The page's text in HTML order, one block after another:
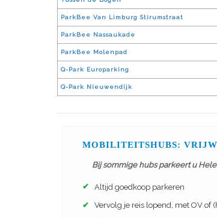
ParkBee Van Limburg Stirumstraat
ParkBee Nassaukade
ParkBee Molenpad
Q-Park Europarking
Q-Park Nieuwendijk
MOBILITEITSHUBS:
Bij sommige hubs parkeert u
✔ Altijd goedkoop parkeren
✔ Vervolg je reis lopend, met OV of